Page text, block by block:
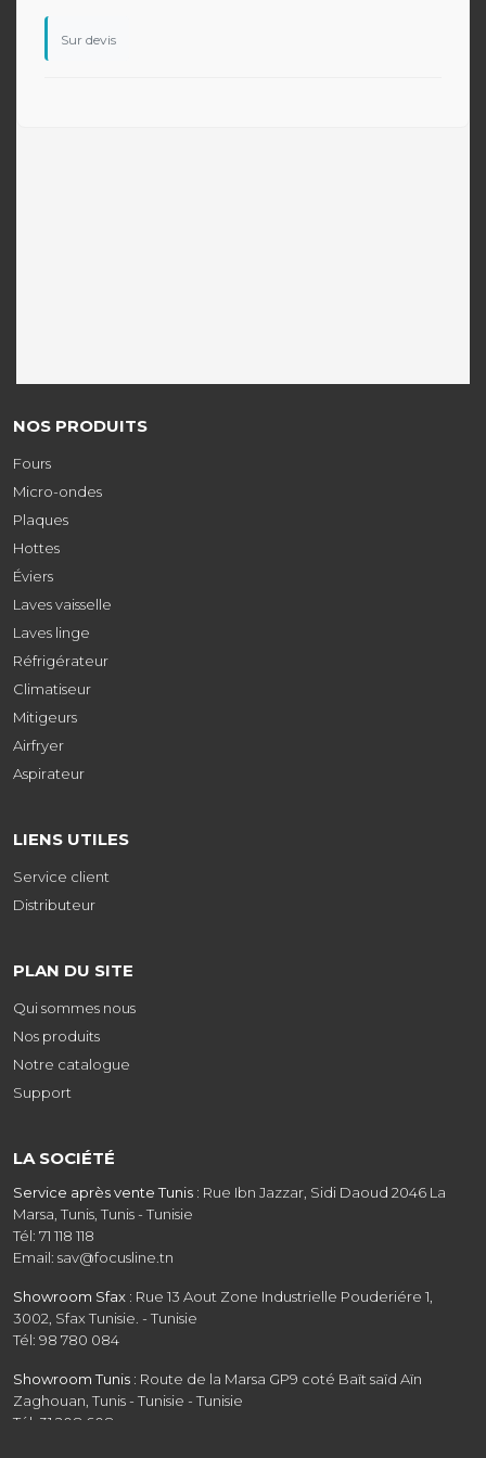
Sur devis
NOS PRODUITS
Fours
Micro-ondes
Plaques
Hottes
Éviers
Laves vaisselle
Laves linge
Réfrigérateur
Climatiseur
Mitigeurs
Airfryer
Aspirateur
LIENS UTILES
Service client
Distributeur
PLAN DU SITE
Qui sommes nous
Nos produits
Notre catalogue
Support
LA SOCIÉTÉ
Service après vente Tunis : Rue Ibn Jazzar, Sidi Daoud 2046 La
Marsa, Tunis, Tunis - Tunisie
Tél: 71 118 118
Email: sav@focusline.tn
Showroom Sfax : Rue 13 Aout Zone Industrielle Pouderiére 1,
3002, Sfax Tunisie. - Tunisie
Tél: 98 780 084
Showroom Tunis : Route de la Marsa GP9 coté Baït saïd Aïn
Zaghouan, Tunis - Tunisie - Tunisie
Tél: 31 208 608